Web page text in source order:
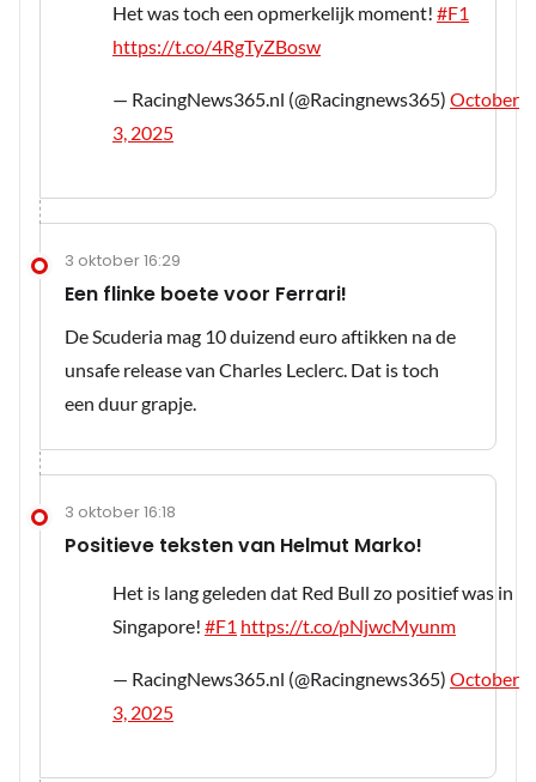
Het was toch een opmerkelijk moment! #F1
https://t.co/4RgTyZBosw
— RacingNews365.nl (@Racingnews365) October
3, 2025
3 oktober 16:29
Een flinke boete voor Ferrari!
De Scuderia mag 10 duizend euro aftikken na de
unsafe release van Charles Leclerc. Dat is toch
een duur grapje.
3 oktober 16:18
Positieve teksten van Helmut Marko!
Het is lang geleden dat Red Bull zo positief was in
Singapore! #F1 https://t.co/pNjwcMyunm
— RacingNews365.nl (@Racingnews365) October
3, 2025